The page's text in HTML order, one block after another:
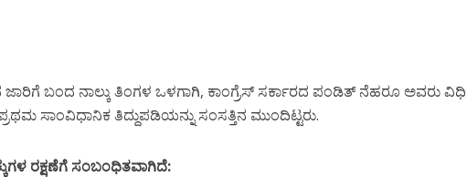
ಬಂದ ನಾಲ್ಕು ತಿಂಗಳ ಒಳಗಾಗಿ, ಕಾಂಗ್ರೆಸ್ ಸರ್ಕಾರದ ಪಂಡಿತ್ ನೆಹರೂ ಅವರು ವಿಧಿ
ಸಾಂವಿಧಾನಿಕ ತಿದ್ದುಪಡಿಯನ್ನು ಸಂಸತ್ತಿನ ಮುಂದಿಟ್ಟರು.
ರಕ್ಷಣೆಗೆ ಸಂಬಂಧಿತವಾಗಿದೆ: